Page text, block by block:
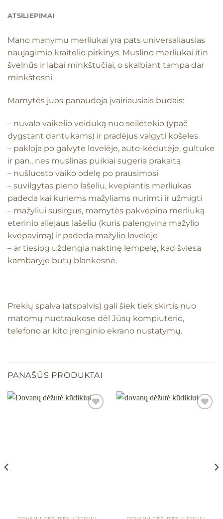
ATSILIEPIMAI
Mano manymu merliukai yra pats universaliausias
naujagimio kraitelio pirkinys. Muslino merliukai itin
švelnūs ir labai minkštučiai, o skalbiant tampa dar
minkštesni.
Mamytės juos panaudoja įvairiausiais būdais:
– nuvalo vaikelio veiduką nuo seilėtekio (ypač
dygstant dantukams) ir pradėjus valgyti košeles
– pakloja po galvyte lovelėje, auto-kėdutėje, gultuke
ir pan., nes muslinas puikiai sugeria prakaitą
– nušluosto vaiko odelę po prausimosi
– suvilgytas pieno lašeliu, kvepiantis merliukas
padeda kai kuriems mažyliams nurimti ir užmigti
– mažyliui susirgus, mamytės pakvėpina merliuką
eterinio aliejaus lašeliu (kuris palengvina mažylio
kvėpavimą) ir padeda mažylio lovelėje
– ar tiesiog uždengia naktinę lempelę, kad šviesa
kambaryje būtų blankesnė.
Prekių spalva (atspalvis) gali šiek tiek skirtis nuo
matomų nuotraukose dėl Jūsų kompiuterio,
telefono ar kito įrenginio ekrano nustatymų.
PANAŠŪS PRODUKTAI